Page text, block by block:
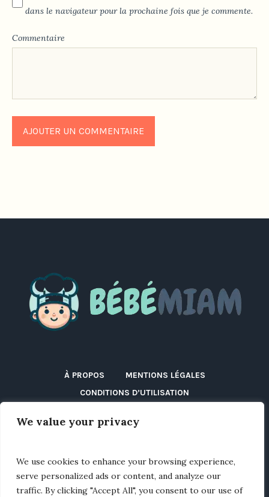
We value your privacy
We use cookies to enhance your browsing experience,
serve personalized ads or content, and analyze our
traffic. By clicking "Accept All", you consent to our use of
dans le navigateur pour la prochaine fois que je commente.
Commentaire
À PROPOS
MENTIONS LÉGALES
CONDITIONS D’UTILISATION
POLITIQUE DE COOKIES (UE)
BLOG
CONTACT